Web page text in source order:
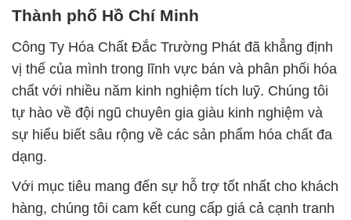
Thành phố Hồ Chí Minh
Công Ty Hóa Chất Đắc Trường Phát đã khẳng định
vị thế của mình trong lĩnh vực bán và phân phối hóa
chất với nhiều năm kinh nghiệm tích luỹ. Chúng tôi
tự hào về đội ngũ chuyên gia giàu kinh nghiệm và
sự hiểu biết sâu rộng về các sản phẩm hóa chất đa
dạng.
Với mục tiêu mang đến sự hỗ trợ tốt nhất cho khách
hàng, chúng tôi cam kết cung cấp giá cả cạnh tranh